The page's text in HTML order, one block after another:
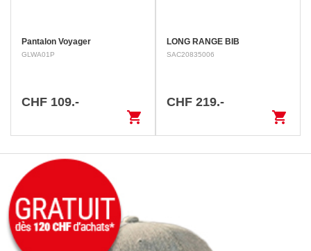
Pantalon Voyager
GLWA01P
CHF 109.-
shopping_cart
LONG RANGE BIB
SAC20835006
CHF 219.-
shopping_cart